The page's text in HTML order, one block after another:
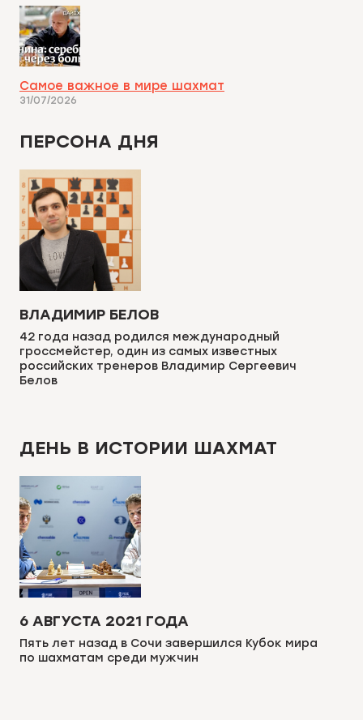
Самое важное в мире шахмат
31/07/2026
ПЕРСОНА ДНЯ
ВЛАДИМИР БЕЛОВ
42 года назад родился международный
гроссмейстер, один из самых известных
российских тренеров Владимир Сергеевич
Белов
ДЕНЬ В ИСТОРИИ ШАХМАТ
6 АВГУСТА 2021 ГОДА
Пять лет назад в Сочи завершился Кубок мира
по шахматам среди мужчин